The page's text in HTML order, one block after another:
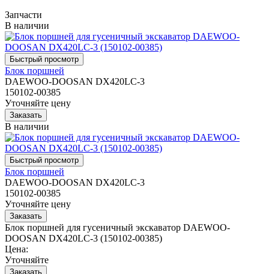
Запчасти
В наличии
Блок поршней
DAEWOO-DOOSAN DX420LC-3
150102-00385
Уточняйте цену
В наличии
Блок поршней
DAEWOO-DOOSAN DX420LC-3
150102-00385
Уточняйте цену
Блок поршней для гусеничный экскаватор DAEWOO-
DOOSAN DX420LC-3 (150102-00385)
Цена:
Уточняйте